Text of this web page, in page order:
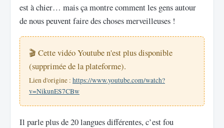
est à chier… mais ça montre comment les gens autour
de nous peuvent faire des choses merveilleuses !
🎬 Cette vidéo Youtube n'est plus disponible
(supprimée de la plateforme).
Lien d'origine : https://www.youtube.com/watch?
v=NikunES7CBw
Il parle plus de 20 langues différentes, c’est fou